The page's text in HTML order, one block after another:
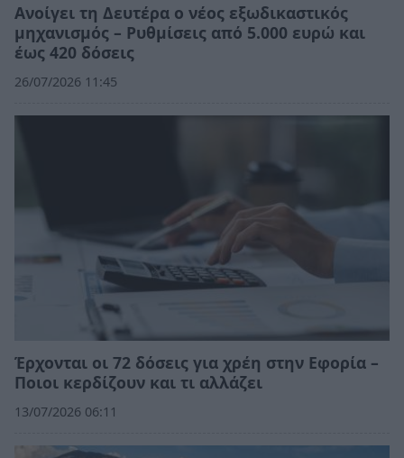
Ανοίγει τη Δευτέρα ο νέος εξωδικαστικός
μηχανισμός – Ρυθμίσεις από 5.000 ευρώ και
έως 420 δόσεις
26/07/2026 11:45
Έρχονται οι 72 δόσεις για χρέη στην Εφορία –
Ποιοι κερδίζουν και τι αλλάζει
13/07/2026 06:11